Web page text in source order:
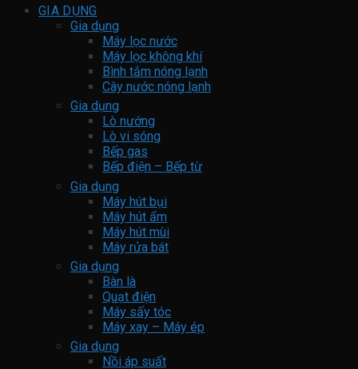
GIA DỤNG
Gia dụng
Máy lọc nước
Máy lọc không khí
Bình tắm nóng lạnh
Cây nước nóng lạnh
Gia dụng
Lò nướng
Lò vi sóng
Bếp gas
Bếp điện – Bếp từ
Gia dụng
Máy hút bụi
Máy hút ẩm
Máy hút mùi
Máy rửa bát
Gia dụng
Bàn là
Quạt điện
Máy sấy tóc
Máy xay – Máy ép
Gia dụng
Nồi áp suất